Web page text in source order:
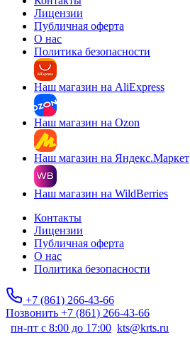
Лицензии
Публичная оферта
О нас
Политика безопасности
Наш магазин на AliExpress
Наш магазин на Ozon
Наш магазин на Яндекс.Маркет
Наш магазин на WildBerries
Контакты
Лицензии
Публичная оферта
О нас
Политика безопасности
+7 (861) 266-43-66
Позвонить +7 (861) 266-43-66
пн-пт с 8:00 до 17:00 kts@krts.ru